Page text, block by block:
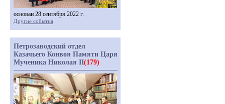
основан 28 сентября 2022 г.
Другие события
Петрозаводский отдел
Казачьего Конвоя Памяти Царя
Мученика Николая II(179)